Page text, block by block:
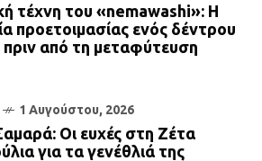
τέχνη του «nemawashi»: Η
προετοιμασίας ενός δέντρου
πριν από τη μεταφύτευση
1 Αυγούστου, 2026
Οι ευχές στη Ζέτα
για τα γενέθλιά της